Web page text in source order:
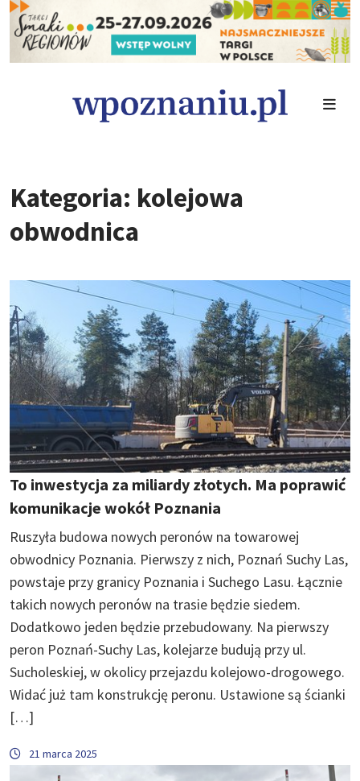
Kategoria: kolejowa
obwodnica
To inwestycja za miliardy złotych. Ma poprawić
komunikacje wokół Poznania
Ruszyła budowa nowych peronów na towarowej
obwodnicy Poznania. Pierwszy z nich, Poznań Suchy Las,
powstaje przy granicy Poznania i Suchego Lasu. Łącznie
takich nowych peronów na trasie będzie siedem.
Dodatkowo jeden będzie przebudowany. Na pierwszy
peron Poznań-Suchy Las, kolejarze budują przy ul.
Sucholeskiej, w okolicy przejazdu kolejowo-drogowego.
Widać już tam konstrukcję peronu. Ustawione są ścianki
[…]
21 marca 2025